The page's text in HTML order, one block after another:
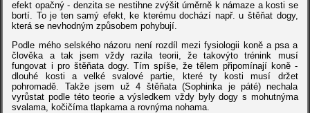
efekt opačný - denzita se nestihne zvýšit úměrně k námaze a kosti se
bortí. To je ten samý efekt, ke kterému dochází např. u štěňat dogy,
která se nevhodným způsobem pohybují.
Podle mého selského názoru není rozdíl mezi fysiologii koně a psa a
člověka a tak jsem vždy razila teorii, že takovýto trénink musí
fungovat i pro štěňata dogy. Tím spíše, že tělem připomínají koně -
dlouhé kosti a velké svalové partie, které ty kosti musí držet
pohromadě. Takže jsem už 4 štěňata (Sophinka je páté) nechala
vyrůstat podle této teorie a výsledkem vždy byly dogy s mohutnýma
svalama, kočičíma tlapkama a rovnýma nohama.